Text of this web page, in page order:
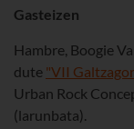
Gasteizen
Hambre, Boogie
dute "VII
Urban Rock
(larunbata).